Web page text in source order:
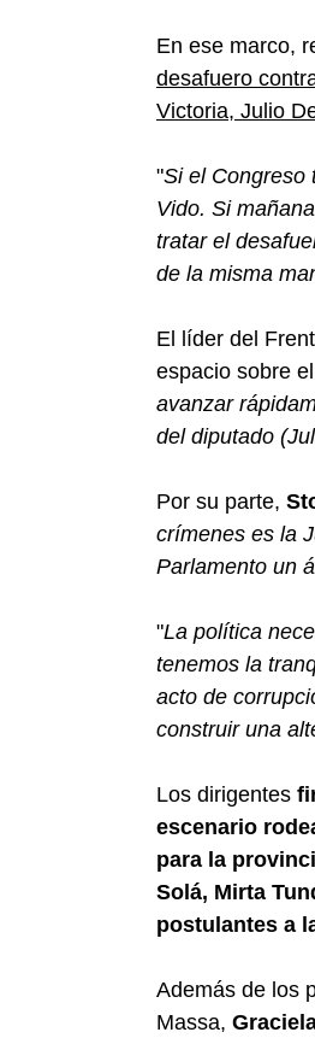
En ese marco,
desafuero
Victoria, Julio
"Si el Congreso
Vido. Si
tratar el
de la misma
El líder del
espacio sobre
avanzar
del diputado
Por su parte,
crímenes es la
Parlamento un
"La política
tenemos la
acto de
construir una
Los dirigentes
escenario
para la
Solá, Mirta
postulantes a
Además de los
Massa,